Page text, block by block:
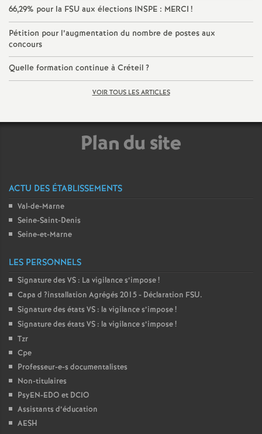
66,29% pour la FSU aux élections INSPE : MERCI !
Pétition pour l’augmentation du nombre de postes aux
concours
Quelle formation continue à Créteil ?
VOIR TOUS LES ARTICLES
Plan du site
ACTU DES ÉTABLISSEMENTS
Val-de-Marne
Seine-Saint-Denis
Seine-et-Marne
LES PERSONNELS
Signature des VS : La vigilance s’impose!
Capa d ?installation Agrégés 2015 - Déclaration FSU.
Signature des états VS : la vigilance s’impose!
Signature des états VS : la vigilance s’impose!
Tzr
Cpe
Professeur-e-s documentalistes
Non-titulaires
PsyEN-EDO et DCIO
Assistants d’éducation
AESH